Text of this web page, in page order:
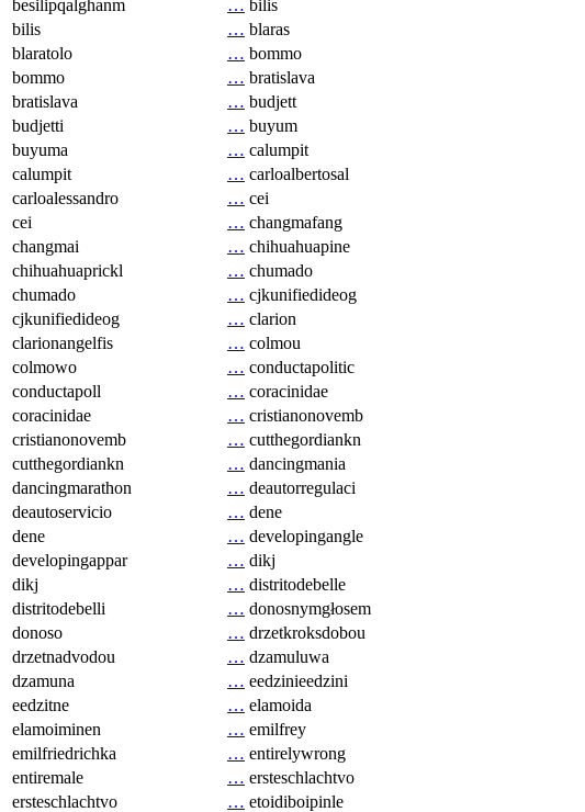
besilipqalghanm
… bilis
bilis
… blaras
blaratolo
… bommo
bommo
… bratislava
bratislava
… budjett
budjetti
… buyum
buyuma
… calumpit
calumpit
… carloalbertosal
carloalessandro
… cei
cei
… changmafang
changmai
… chihuahuapine
chihuahuaprickl
… chumado
chumado
… cjkunifiedideog
cjkunifiedideog
… clarion
clarionangelfis
… colmou
colmowo
… conductapolitic
conductapoll
… coracinidae
coracinidae
… cristianonovemb
cristianonovemb
… cutthegordiankn
cutthegordiankn
… dancingmania
dancingmarathon
… deautorregulaci
deautoservicio
… dene
dene
… developingangle
developingappar
… dikj
dikj
… distritodebelle
distritodebelli
… donosnymgłosem
donoso
… drzetkroksdobou
drzetnadvodou
… dzamuluwa
dzamuna
… eedzinieedzini
eedzitne
… elamoida
elamoiminen
… emilfrey
emilfriedrichka
… entirelywrong
entiremale
… ersteschlachtvo
ersteschlachtvo
… etoidiboipinle